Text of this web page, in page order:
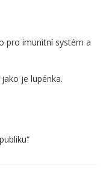
pro imunitní systém a
je lupénka.